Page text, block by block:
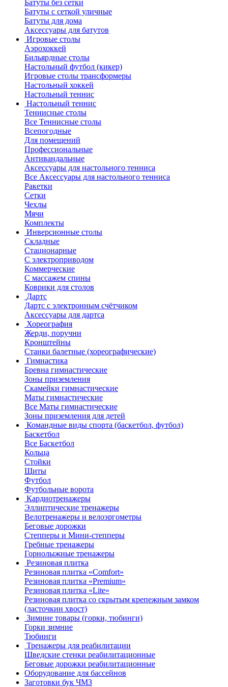
Батуты без сетки
Батуты с сеткой уличные
Батуты для дома
Аксессуары для батутов
Игровые столы
Аэрохоккей
Бильярдные столы
Настольный футбол (кикер)
Игровые столы трансформеры
Настольный хоккей
Настольный теннис
Настольный теннис
Теннисные столы
Все Теннисные столы
Всепогодные
Для помещений
Профессиональные
Антивандальные
Аксессуары для настольного тенниса
Все Аксессуары для настольного тенниса
Ракетки
Сетки
Чехлы
Мячи
Комплекты
Инверсионные столы
Складные
Стационарные
С электроприводом
Коммерческие
С массажем спины
Коврики для столов
Дартс
Дартс с электронным счётчиком
Аксессуары для дартса
Хореография
Жерди, поручни
Кронштейны
Станки балетные (хореографические)
Гимнастика
Бревна гимнастические
Зоны приземления
Скамейки гимнастические
Маты гимнастические
Все Маты гимнастические
Зоны приземления для детей
Командные виды спорта (баскетбол, футбол)
Баскетбол
Все Баскетбол
Кольца
Стойки
Щиты
Футбол
Футбольные ворота
Кардиотренажеры
Эллиптические тренажеры
Велотренажеры и велоэргометры
Беговые дорожки
Степперы и Мини-степперы
Гребные тренажеры
Горнолыжные тренажеры
Резиновая плитка
Резиновая плитка «Comfort»
Резиновая плитка «Premium»
Резиновая плитка «Lite»
Резиновая плитка со скрытым крепежным замком
(ласточкин хвост)
Зимине товары (горки, тюбинги)
Горки зимние
Тюбинги
Тренажеры для реабилитации
Шведские стенки реабилитационные
Беговые дорожки реабилитационные
Оборудование для бассейнов
Заготовки бук ЧМЗ